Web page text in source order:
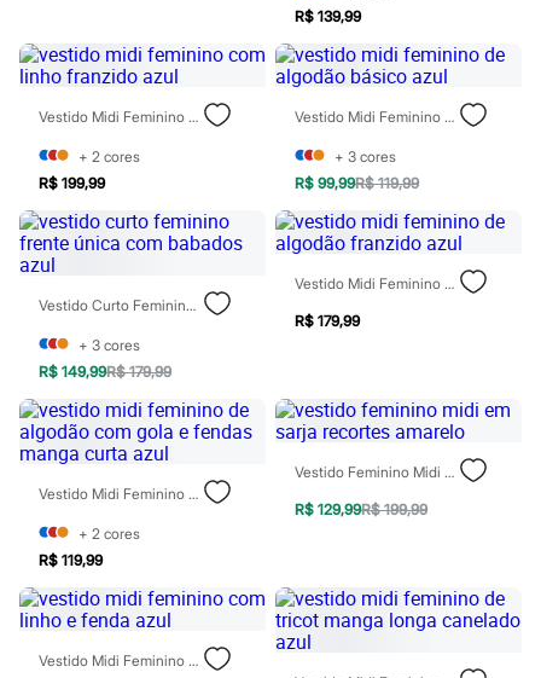
Hello Kitty
Homem Aranha
Naruto
Sonic
Stitch
Beleza
Kits
Perfumes árabes
Novidades
Condicionador
Escovas e Pentes
Finalizadores
Shampoo
Tratamento
Cuidados com o corpo
Hidratante
Protetor solar
Tratamento
Cuidados com o rosto
Esfoliante
Hidratante
Protetor solar
Tônicos
Maquiagens
Batom
R$ 139,99
Vestido Midi Feminino Com Linho Franzido Azul
+ 2 cores
R$ 199,99
Vestido Midi Feminino De Algodão Básico Azul
+ 3 cores
R$ 99,99R$ 119,99
Vestido Curto Feminino Frente Única Com Babados Azul
+ 3 cores
R$ 149,99R$ 179,99
Vestido Midi Feminino De Algodão Franzido Azul
R$ 179,99
Vestido Midi Feminino De Algodão Com Gola E Fendas Manga Curta Azul
+ 2 cores
R$ 119,99
Vestido Feminino Midi Em Sarja Recortes Amarelo
R$ 129,99R$ 199,99
Vestido Midi Feminino Com Linho E Fenda Azul